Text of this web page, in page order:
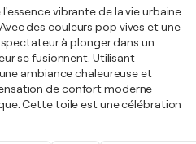
vibrante de la vie urbaine
des couleurs pop vives et une
à plonger dans un
se fusionnent. Utilisant
ambiance chaleureuse et
de confort moderne
Cette toile est une célébration